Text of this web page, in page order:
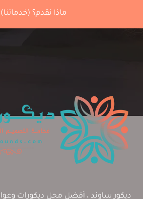
0556645013
ماذا نقدم؟ (خدماتنا)
ديكور ساوند ، أفضل محل ديكورات